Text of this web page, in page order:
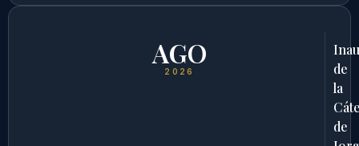
AGO
2026
de
la
de